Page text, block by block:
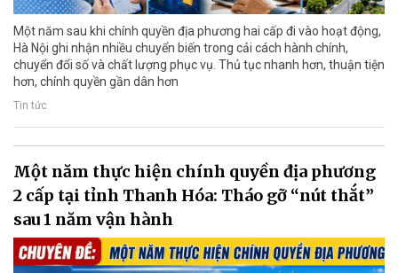
Một năm sau khi chính quyền địa phương hai cấp đi vào hoạt động,
Hà Nội ghi nhận nhiều chuyển biến trong cải cách hành chính,
chuyển đổi số và chất lượng phục vụ. Thủ tục nhanh hơn, thuận tiện
hơn, chính quyền gần dân hơn
Tin tức
Một năm thực hiện chính quyền địa phương
2 cấp tại tỉnh Thanh Hóa: Tháo gỡ “nút thắt”
sau 1 năm vận hành